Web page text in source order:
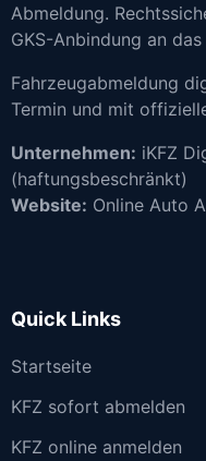
Abmeldung.
GKS-Anbindung an
Fahrzeugabmeldung
Termin und mit
Unternehmen: iKFZ
(haftungsbeschränkt)
Website: Online Auto
Quick Links
Startseite
KFZ sofort abmelden
KFZ online anmelden